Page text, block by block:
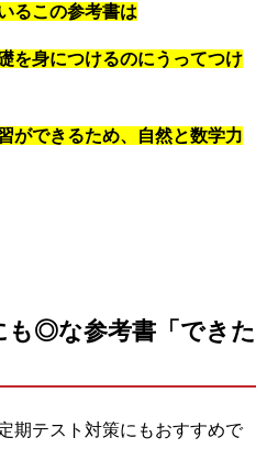
るこの参考書は
を身につけるのにうってつけ
ができるため、自然と数学力
も◎な参考書「できた
期テスト対策にもおすすめで